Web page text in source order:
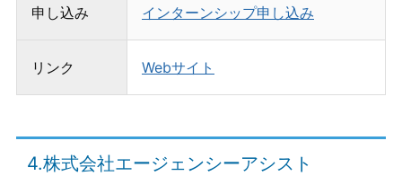
申し込み インターンシップ申し込み
リンク Webサイト
4.株式会社エージェンシーアシスト